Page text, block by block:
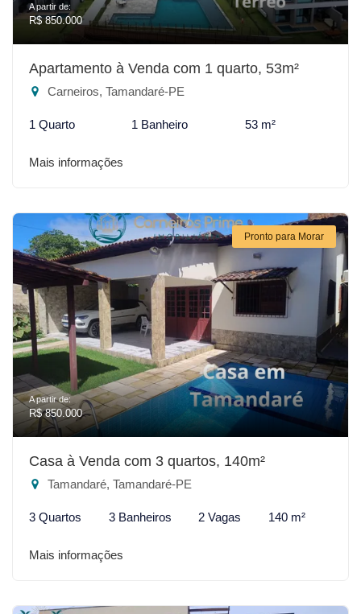
A partir de:
R$ 850.000
Apartamento à Venda com 1 quarto, 53m²
Carneiros, Tamandaré-PE
1 Quarto 1 Banheiro 53 m²
Mais informações
Pronto para Morar
A partir de:
R$ 850.000
Casa à Venda com 3 quartos, 140m²
Tamandaré, Tamandaré-PE
3 Quartos 3 Banheiros 2 Vagas 140 m²
Mais informações